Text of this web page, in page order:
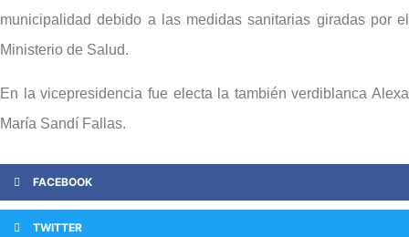
municipalidad debido a las medidas sanitarias giradas por el
Ministerio de Salud.
En la vicepresidencia fue electa la también verdiblanca Alexa
María Sandí Fallas.
FACEBOOK
TWITTER